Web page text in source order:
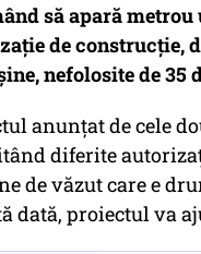
să apară metrou
de construcție,
nefolosite de
anunțat de cele
diferite
de văzut care e
dată, proiectul va